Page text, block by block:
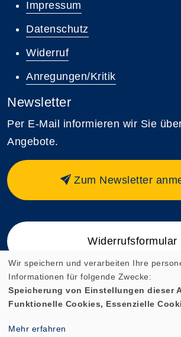
Impressum
Datenschutz
Widerruf
Anregungen/Kritik
Newsletter
Per E-Mail informieren wir Sie
Angebote.
Zum Newsletter
Widerrufsformular
Cookie Einstellungen
Wir speichern und verarbeiten Ihre
Informationen für folgende Zwecke:
Speicherung von Einstellungen dieser
Funktionelle Cookies, Essenzielle
Mehr erfahren